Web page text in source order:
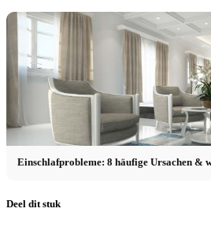
Einschlafprobleme: 8 häufige Ursachen &
Deel dit stuk